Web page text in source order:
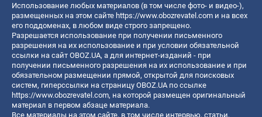
Использование любых материалов (в том числе фото- и видео-),
размещенных на этом сайте https://www.obozrevatel.com и на всех
его поддоменах, в любом виде строго запрещено.
Разрешается использование при получении письменного
разрешения на их использование и при условии обязательной
ссылки на сайт OBOZ.UA, а для интернет-изданий - при
получении письменного разрешения на их использование и при
обязательном размещении прямой, открытой для поисковых
систем, гиперссылки на страницу OBOZ.UA по ссылке
https://www.obozrevatel.com, на которой размещен оригинальный
материал в первом абзаце материала.
Все материалы на этом сайте, в том числе интервью, статьи,